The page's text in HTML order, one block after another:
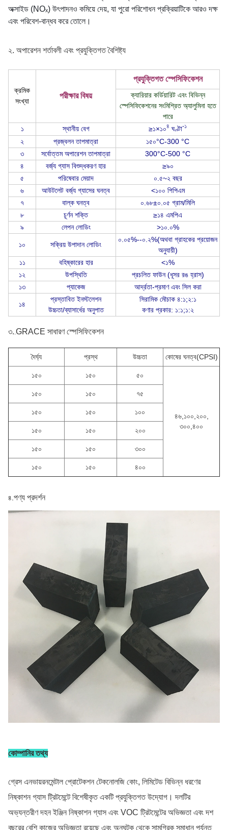
অক্সাইড (NOₓ) উৎপাদনও কমিয়ে দেয়, যা পুরো পরিশোধন প্রক্রিয়াটিকে আরও দক্ষ
এবং পরিবেশ-বান্ধব করে তোলে।
২. অপারেশন শর্তাবলী এবং প্রযুক্তিগত বৈশিষ্ট্য
ক্রমিক
সংখ্যা
পরীক্ষার বিষয়
প্রযুক্তিগত স্পেসিফিকেশন
ক্যারিয়ার কর্ডিয়ারিট এবং বিভিন্ন
স্পেসিফিকেশনের সংমিশ্রিত অ্যালুমিনা হতে
পারে
১
স্থানীয় বেগ ≥১×১০৪ ঘণ্টা-১
২ প্রজ্বলন তাপমাত্রা
১৫০°C-300 °C
৩
সর্বোত্তম অপারেশন তাপমাত্রা
300°C-500 °C
৪
বর্জ্য গ্যাস বিশুদ্ধকরণ হার
≥৯০
৫
পরিষেবার মেয়াদ
০.৫~২ বছর
৬
আউটলেট বর্জ্য গ্যাসের ঘনত্ব
<১০০ পিপিএম
৭
বাল্ক ঘনত্ব
০.৬৮±০.০৫ গ্রাম/মিলি
৮
চূর্ণন শক্তি
≥১৪ এমপিএ
৯
লেপন লোডিং >১০.০%
১০ সক্রিয় উপাদান লোডিং
০.০৫%--০.২%(অথবা গ্রাহকের প্রয়োজন
অনুযায়ী)
১১
বহিষ্কারের হার
<১%
১২
উপস্থিতি
প্রচলিত ফাউন (ধূসর রঙ হ্রাস)
১৩
প্যাকেজ আর্দ্রতা-প্রমাণ এবং সিল করা
১৪
প্রস্তাবিত ইনস্টলেশন
উচ্চতা/ব্যাসার্ধের অনুপাত
সিরামিক মৌচাক ৪:১;২:১
কণার প্রকার: ১:১;১:২
৩..GRACE সাধারণ স্পেসিফিকেশন
দৈর্ঘ্য প্রস্থ উচ্চতা কোষের ঘনত্ব(CPSI)
১৫০ ১৫০ ৫০
৪৬,১০০,২০০,
৩০০,৪০০
১৫০ ১৫০ ৭৫
১৫০ ১৫০ ১০০
১৫০ ১৫০ ২০০
১৫০ ১৫০ ৩০০
১৫০ ১৫০ ৪০০
৪. পণ্য প্রদর্শন
কোম্পানির তথ্য
গ্রেস এনভায়রনমেন্টাল প্রোটেকশন টেকনোলজি কোং, লিমিটেড বিভিন্ন ধরণের
নিষ্কাশন গ্যাস ট্রিটমেন্টে বিশেষীকৃত একটি প্রযুক্তিগত উদ্যোগ। দলটির
অভ্যন্তরীণ দহন ইঞ্জিন নিষ্কাশন গ্যাস এবং VOC ট্রিটমেন্টের অভিজ্ঞতা এবং দশ
বছরের বেশি কাজের অভিজ্ঞতা রয়েছে এবং অনুঘটক থেকে সামগ্রিক সমাধান পর্যন্ত